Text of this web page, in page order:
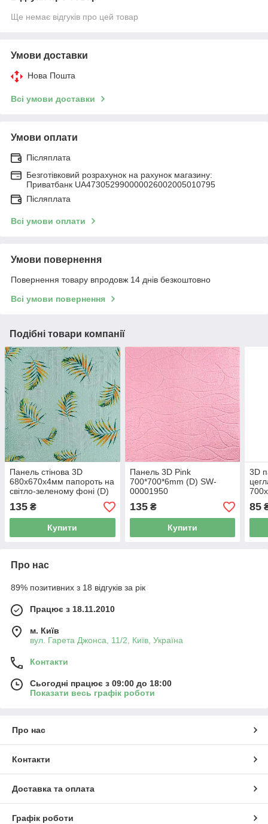
Ще немає відгуків про цей товар
Умови доставки
Нова Пошта
Всі умови доставки
Умови оплати
Післяплата
Безготівковий розрахунок на рахунок магазину:
Приватбанк UA473052990000026002005010795
Післяплата
Всі умови оплати
Умови повернення
Повернення товару впродовж 14 днів безкоштовно
Всі умови повернення
Подібні товари компанії
Панель стінова 3D
680х670х4мм папороть на
світло-зеленому фоні (D)
SW-00001984
135 ₴
Купити
Панель 3D Pink
700*700*6mm (D) SW-
00001950
135₴
Купити
3D
85
Про нас
89% позитивних з 18 відгуків за рік
Працює з 18.11.2010
м. Київ
вул. Гарета Джонса, 11/2, Київ, Україна
Контакти
Сьогодні працює з 09:00 до 18:00
Показати весь графік роботи
Про нас
Контакти
Доставка та оплата
Графік роботи